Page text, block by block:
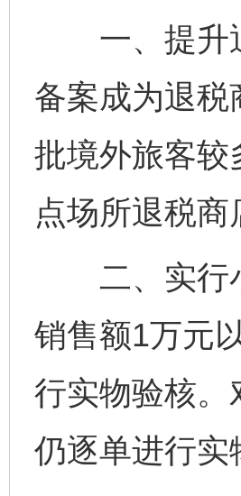
一、提升退
备案成为退
批境外旅客较
点场所退税
二、实行小
销售额1万元
行实物验核。
仍逐单进行实